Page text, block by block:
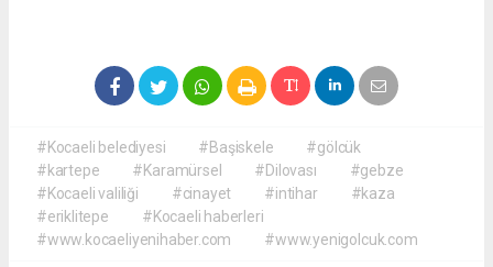
#Kocaeli belediyesi #Başiskele
#gölcük
#kartepe
#Karamürsel #Dilovası
#gebze
#Kocaeli valiliği
#cinayet #intihar
#kaza
#eriklitepe
#Kocaeli haberleri
#www.kocaeliyenihaber.com
#www.yenigolcuk.com